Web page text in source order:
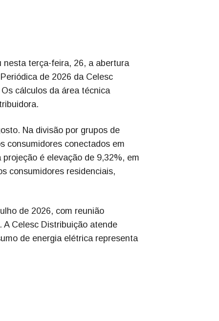
nesta terça-feira, 26, a abertura
de 2026 da Celesc
cálculos da área técnica
Na divisão por grupos de
consumidores conectados em
é elevação de 9,32%, em
consumidores residenciais,
de 2026, com reunião
A Celesc Distribuição atende
de energia elétrica representa